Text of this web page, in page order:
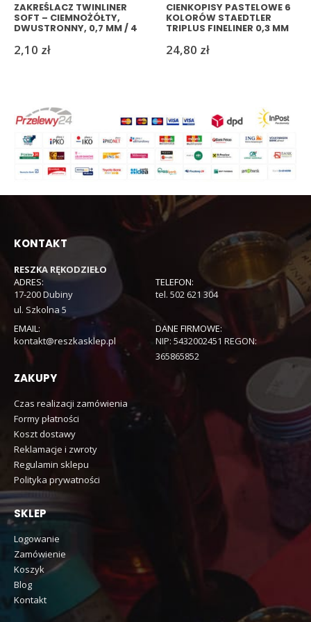
ZAKREŚLACZ TWINLINER
SOFT – CIEMNOŻÓŁTY,
DWUSTRONNY, 0,7 MM / 4
2,10 zł
CIENKOPISY PASTELOWE 6
KOLORÓW STAEDTLER
TRIPLUS FINELINER 0,3 MM
24,80 zł
KONTAKT
RESZKA RĘKODZIEŁO
ADRES:
17-200 Dubiny
ul. Szkolna 5
TELEFON:
tel. 502 621 304
EMAIL:
kontakt@reszkasklep.pl
DANE FIRMOWE:
NIP: 5432002451 REGON:
365865852
ZAKUPY
Czas realizacji zamówienia
Formy płatności
Koszt dostawy
Reklamacje i zwroty
Regulamin sklepu
Polityka prywatności
SKLEP
Logowanie
Zamówienie
Koszyk
Blog
Kontakt